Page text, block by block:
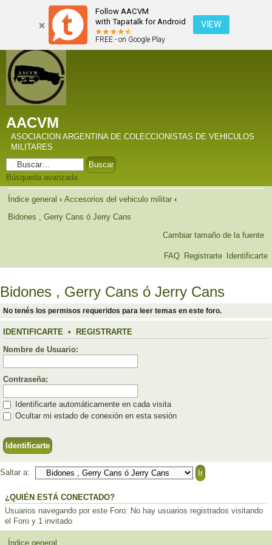
Follow AACVM
with Tapatalk for Android
FREE - on Google Play
VIEW
AACVM
ASOCIACION ARGENTINA DE COLECCIONISTAS DE VEHICULOS
MILITARES
Búsqueda avanzada
Índice general ‹ Accesorios del vehiculo militar ‹
Bidones , Gerry Cans ó Jerry Cans
Cambiar tamaño de la fuente
FAQ Registrarte Identificarte
Bidones , Gerry Cans ó Jerry Cans
No tenés los permisos requeridos para leer temas en este foro.
IDENTIFICARTE • REGISTRARTE
Nombre de Usuario:
Contraseña:
Identificarte automáticamente en cada visita
Ocultar mi estado de conexión en esta sesión
Saltar a:
¿QUIÉN ESTÁ CONECTADO?
Usuarios navegando por este Foro: No hay usuarios registrados visitando
el Foro y 1 invitado
Índice general